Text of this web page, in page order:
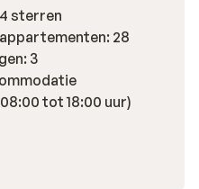
sterren
28
3
tot 18:00 uur)